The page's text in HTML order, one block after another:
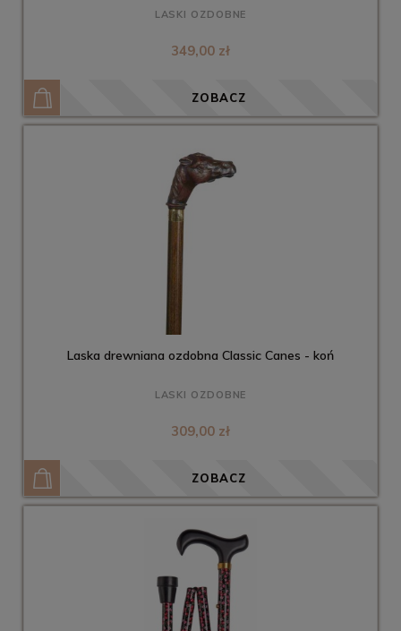
LASKI OZDOBNE
349,00 zł
ZOBACZ
Laska drewniana ozdobna Classic Canes - koń
LASKI OZDOBNE
309,00 zł
ZOBACZ